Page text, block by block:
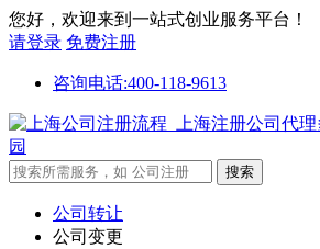
您好，欢迎来到一站式创业服务平台！
请登录 免费注册
咨询电话:400-118-9613
公司转让
公司变更